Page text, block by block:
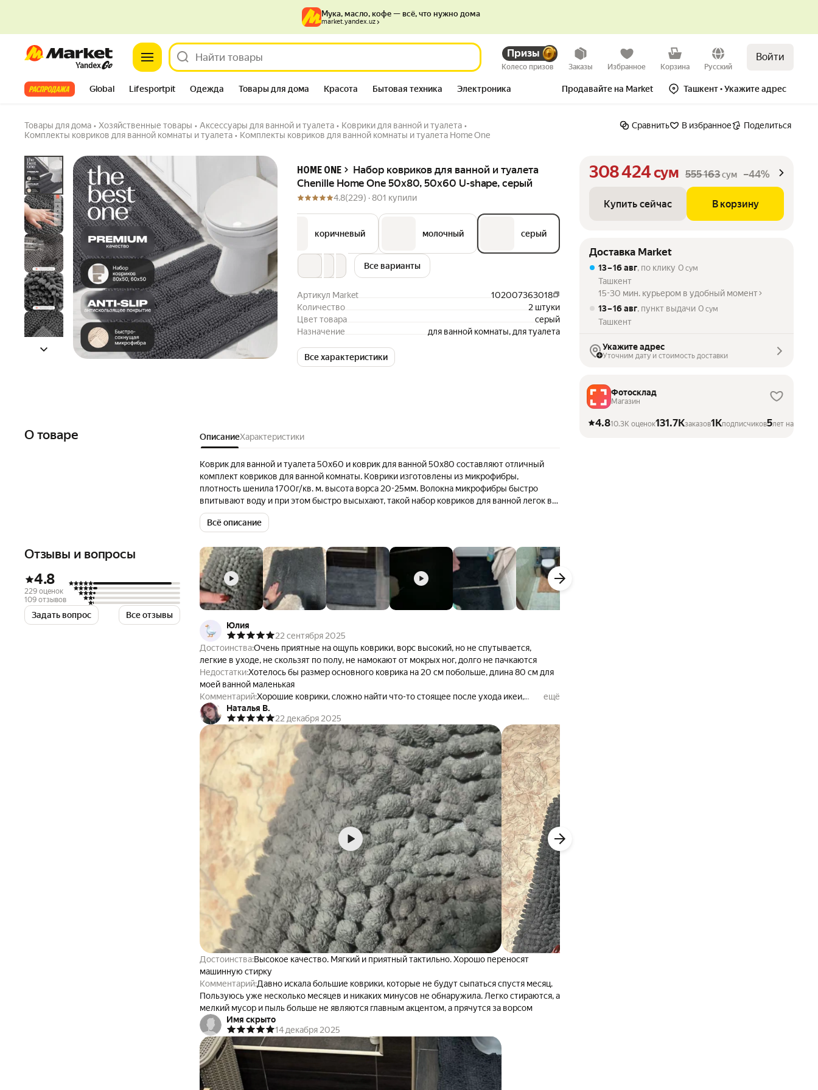
Market Призы
Колесо призов Заказы Избранное Корзина Русский
Войти
Все хиты Global Lifesportpit Одежда Товары для дома Красота Бытовая техника Электроника Продавайте на Market Ташкент• Укажите адрес
Мука, масло, кофе — всё, что нужно дома
market.yandex.uz
Товары для дома • Хозяйственные товары • Аксессуары для ванной и туалета • Коврики для ванной и туалета •
Комплекты ковриков для ванной комнаты и туалета • Комплекты ковриков для ванной комнаты и туалета Home One
Сравнить В избранное Поделиться
HOME ONE
Набор ковриков для ванной и туалета
Chenille Home One 50х80, 50х60 U-shape, серый
4.8(229) ·801 купили
коричневый молочный серый
Все варианты
Артикул Market
102007363018
Количество
2 штуки
Цвет товара
серый
Назначение
для ванной комнаты, для туалета
Все характеристики
308 424сум 555 163сум –44%
Купить сейчас В корзину
Набор ковриков для ванной и туалета Chenille Home One 50х80,
50х60 U-shape, серый
801 купили Задать вопрос
555 163сум –44% Купить сейчас В корзину
Доставка Market
13 – 16 авг, по клику 0 сум
Ташкент
15-30 мин. курьером в удобный момент
13 – 16 авг, пункт выдачи 0 сум
Ташкент
Укажите адрес
Уточним дату и стоимость доставки
Фотосклад
Магазин
4.810.3K оценок131.7Kзаказов1Kподписчиков5лет на
О товаре ОписаниеХарактеристики
Коврик для ванной и туалета 50х60 и коврик для ванной 50х80 составляют отличный
комплект ковриков для ванной комнаты. Коврики изготовлены из микрофибры,
плотность шенила 1700г/кв. м. высота ворса 20-25мм. Волокна микрофибры быстро
впитывают воду и при этом быстро высыхают, такой набор ковриков для ванной легок в
уходе, его можно стирать в стиральной машине. Помимо того, что коврик для ванной
быстросохнущий, он также обладает высокой степенью износостойкости. Обратная
ванной провоскользящий можно безопасно использовать на полу с любым покрытием.
Коврик для ванной комнаты имеет лакончиный внешний вид и нейтральную цветовую
гамму, такой комплект будет уместен в любой ванной комнате. В нашей линейке
представлены: коврик для ванной черный, коврик для ванной белый, коврик для ванной
серый и коврик для ваннной бежевый.
Всё описание
Отзывы и вопросы
4.8
229 оценок
109 отзывов
Задать вопрос
Все отзывы
Юлия
22 сентября 2025
Достоинства:Очень приятные на ощупь коврики, ворс высокий, но не спутывается,
легкие в уходе, не скользят по полу, не намокают от мокрых ног, долго не пачкаются
Недостатки:Хотелось бы размер основного коврика на 20 см побольше, длина 80 см для
моей ванной маленькая
Комментарий:Хорошие коврики, сложно найти что-то стоящее после ухода икеи,
перепробовала уже много вариантов. Эти понравились больше всего
ещё
Наталья В.
22 декабря 2025
Достоинства:Высокое качество. Мягкий и приятный тактильно. Хорошо переносят
машинную стирку
Комментарий:Давно искала большие коврики, которые не будут сыпаться спустя месяц.
Пользуюсь уже несколько месяцев и никаких минусов не обнаружила. Легко стираются, а
мелкий мусор и пыль больше не являются главным акцентом, а прячутся за ворсом
Имя скрыто
14 декабря 2025